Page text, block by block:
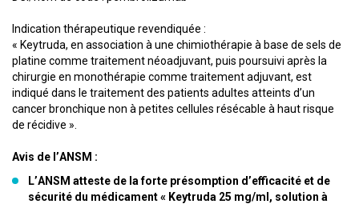
Indication thérapeutique revendiquée :
« Keytruda, en association à une chimiothérapie à base de sels de
platine comme traitement néoadjuvant, puis poursuivi après la
chirurgie en monothérapie comme traitement adjuvant, est
indiqué dans le traitement des patients adultes atteints d’un
cancer bronchique non à petites cellules résécable à haut risque
de récidive ».
Avis de l’ANSM :
L’ANSM atteste de la forte présomption d’efficacité et de
sécurité du médicament « Keytruda 25 mg/ml, solution à